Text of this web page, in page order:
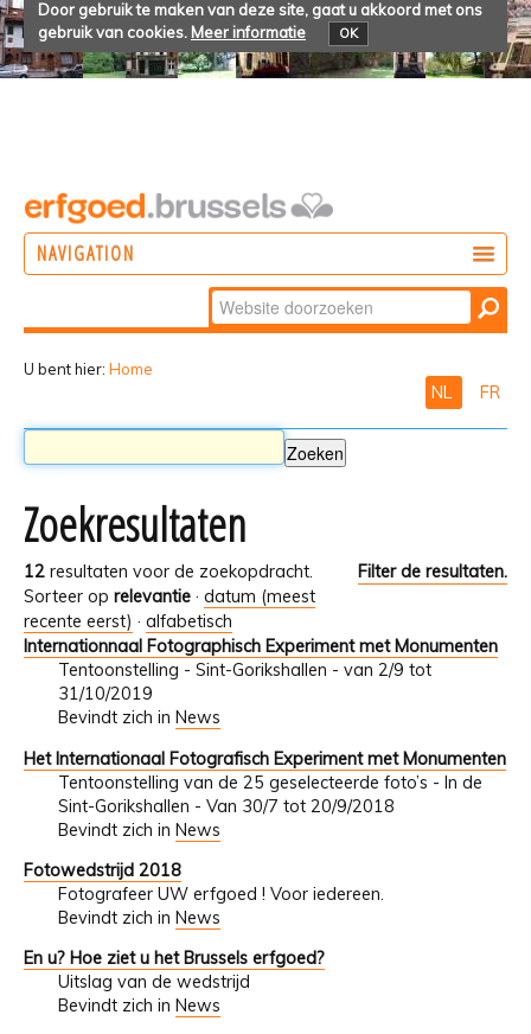
Door gebruik te maken van deze site, gaat u akkoord met ons
gebruik van cookies. Meer informatie OK
NAVIGATION
Zoek
Geavanceerd
U bent hier: Home
NL FR
Zoekresultaten
12 resultaten voor de zoekopdracht.
Filter de resultaten.
Sorteer op relevantie · datum (meest
recente eerst) · alfabetisch
Internationnaal Fotographisch Experiment met Monumenten
Tentoonstelling - Sint-Gorikshallen - van 2/9 tot
31/10/2019
Bevindt zich in News
Het Internationaal Fotografisch Experiment met Monumenten
Tentoonstelling van de 25 geselecteerde foto’s - In de
Sint-Gorikshallen - Van 30/7 tot 20/9/2018
Bevindt zich in News
Fotowedstrijd 2018
Fotografeer UW erfgoed ! Voor iedereen.
Bevindt zich in News
En u? Hoe ziet u het Brussels erfgoed?
Uitslag van de wedstrijd
Bevindt zich in News